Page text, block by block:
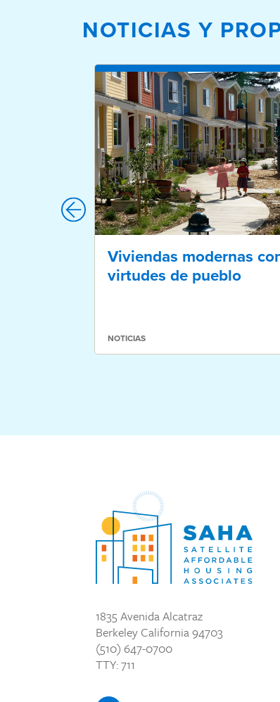
NOTICIAS Y
Viviendas modernas
virtudes de pueblo
NOTICIAS
1835 Avenida Alcatraz
Berkeley California 94703
(510) 647-0700
TTY: 711